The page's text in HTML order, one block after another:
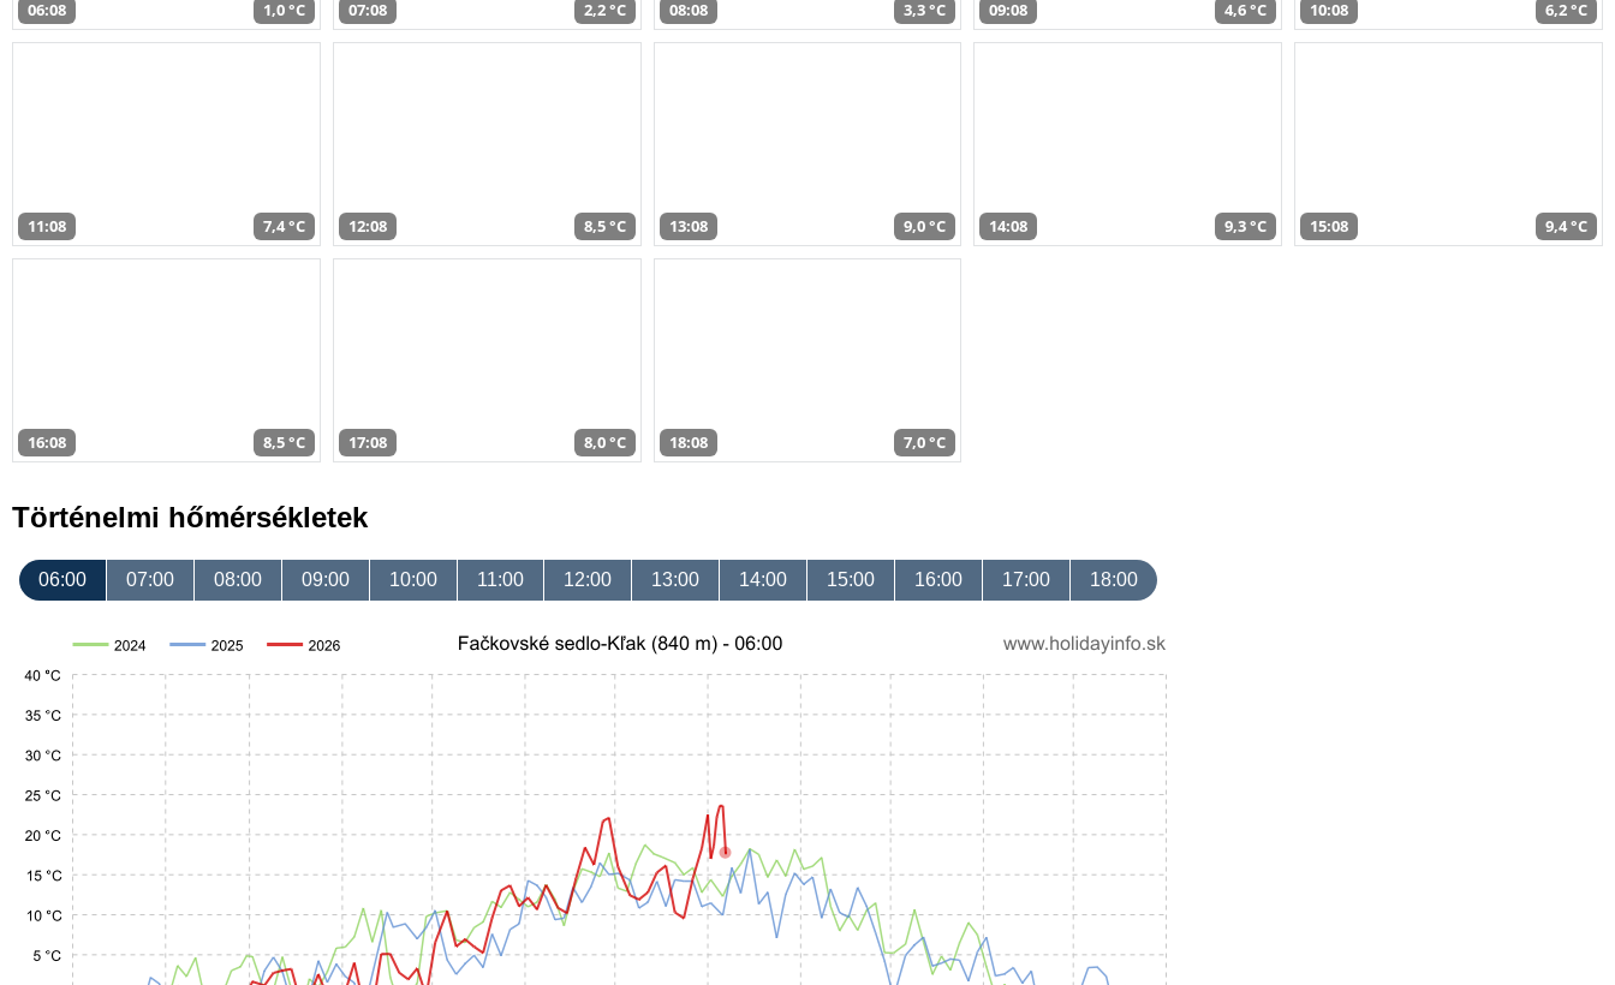
06:08 1,0 °C 07:08 2,2 °C 08:08 3,3 °C 09:08 4,6 °C 10:08 6,2 °C
11:08 7,4 °C 12:08 8,5 °C 13:08 9,0 °C 14:08 9,3 °C 15:08 9,4 °C
16:08 8,5 °C 17:08 8,0 °C 18:08 7,0 °C
Történelmi hőmérsékletek
06:00 07:00 08:00 09:00 10:00 11:00 12:00 13:00 14:00 15:00 16:00 17:00 18:00